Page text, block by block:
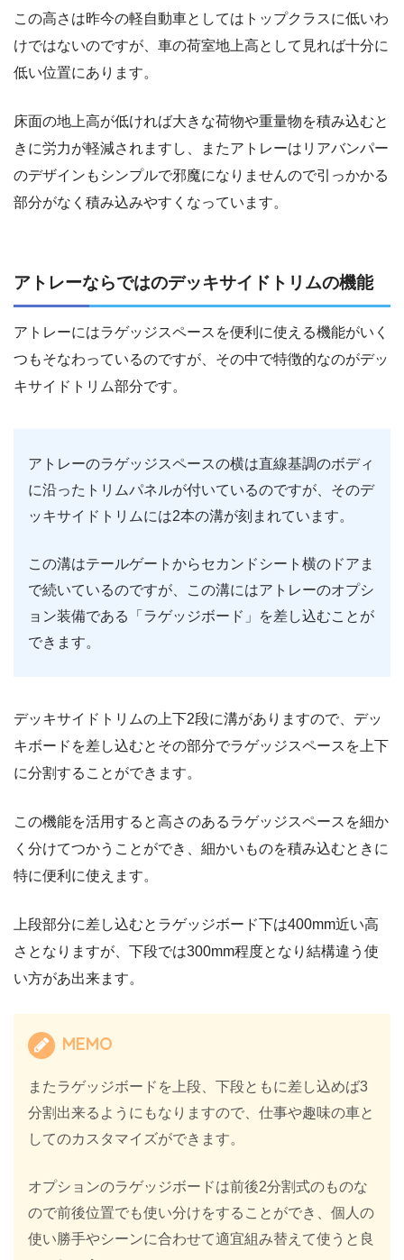
この高さは昨今の軽自動車としてはトップクラスに低いわ
けではないのですが、車の荷室地上高として見れば十分に
低い位置にあります。
床面の地上高が低ければ大きな荷物や重量物を積み込むと
きに労力が軽減されますし、またアトレーはリアバンパー
のデザインもシンプルで邪魔になりませんので引っかかる
部分がなく積み込みやすくなっています。
アトレーならではのデッキサイドトリムの機能
アトレーにはラゲッジスペースを便利に使える機能がいく
つもそなわっているのですが、その中で特徴的なのがデッ
キサイドトリム部分です。
アトレーのラゲッジスペースの横は直線基調のボディ
に沿ったトリムパネルが付いているのですが、そのデ
ッキサイドトリムには2本の溝が刻まれています。
この溝はテールゲートからセカンドシート横のドアま
で続いているのですが、この溝にはアトレーのオプシ
ョン装備である「ラゲッジボード」を差し込むことが
できます。
デッキサイドトリムの上下2段に溝がありますので、デッ
キボードを差し込むとその部分でラゲッジスペースを上下
に分割することができます。
この機能を活用すると高さのあるラゲッジスペースを細か
く分けてつかうことができ、細かいものを積み込むときに
特に便利に使えます。
上段部分に差し込むとラゲッジボード下は400mm近い高
さとなりますが、下段では300mm程度となり結構違う使
い方があ出来ます。
MEMO
またラゲッジボードを上段、下段ともに差し込めば3
分割出来るようにもなりますので、仕事や趣味の車と
してのカスタマイズができます。
オプションのラゲッジボードは前後2分割式のものな
ので前後位置でも使い分けをすることができ、個人の
使い勝手やシーンに合わせて適宜組み替えて使うと良